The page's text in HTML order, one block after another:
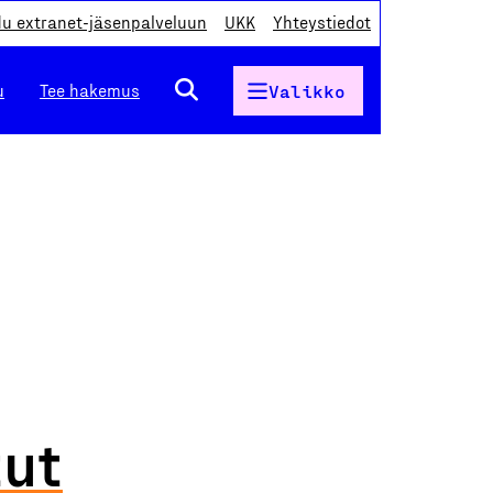
extranet-jäsenpalveluun UKK Yhteystiedot
Tee hakemus Valikko